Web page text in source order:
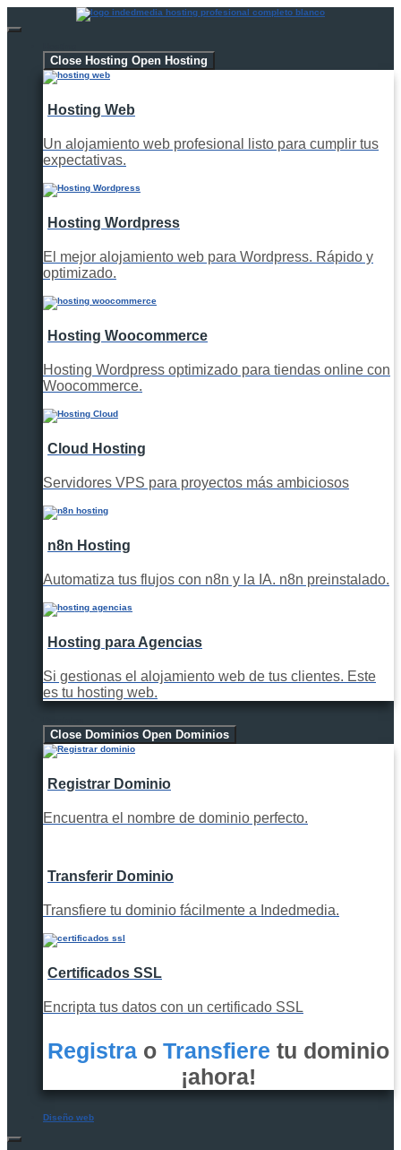
Close Hosting Open Hosting
Hosting Web
Un alojamiento web profesional listo para cumplir tus
expectativas.
Hosting Wordpress
El mejor alojamiento web para Wordpress. Rápido y
optimizado.
Hosting Woocommerce
Hosting Wordpress optimizado para tiendas online con
Woocommerce.
Cloud Hosting
Servidores VPS para proyectos más ambiciosos
n8n Hosting
Automatiza tus flujos con n8n y la IA. n8n preinstalado.
Hosting para Agencias
Si gestionas el alojamiento web de tus clientes. Este
es tu hosting web.
Close Dominios Open Dominios
Registrar Dominio
Encuentra el nombre de dominio perfecto.
Transferir Dominio
Transfiere tu dominio fácilmente a Indedmedia.
Certificados SSL
Encripta tus datos con un certificado SSL
Registra o Transfiere tu dominio
¡ahora!
Diseño web